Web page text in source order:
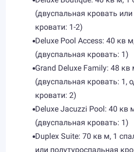
(двуспальная кровать
кровати: 1-2)
Deluxe Pool Access: 40 кв
(двуспальная кровать: 1)
Grand Deluxe Family: 48 кв
(двуспальная кровать: 1,
кровати: 2)
Deluxe Jacuzzi Pool: 40 кв
(двуспальная кровать: 1)
Duplex Suite: 70 кв м, 1
или полутуроспальная